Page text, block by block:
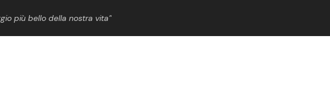
più bello della nostra vita”